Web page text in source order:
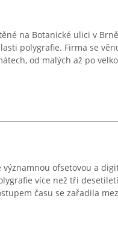
na Botanické ulici v
polygrafie. Firma se
od malých až po
ofsetovou a
více než tři
času se zařadila